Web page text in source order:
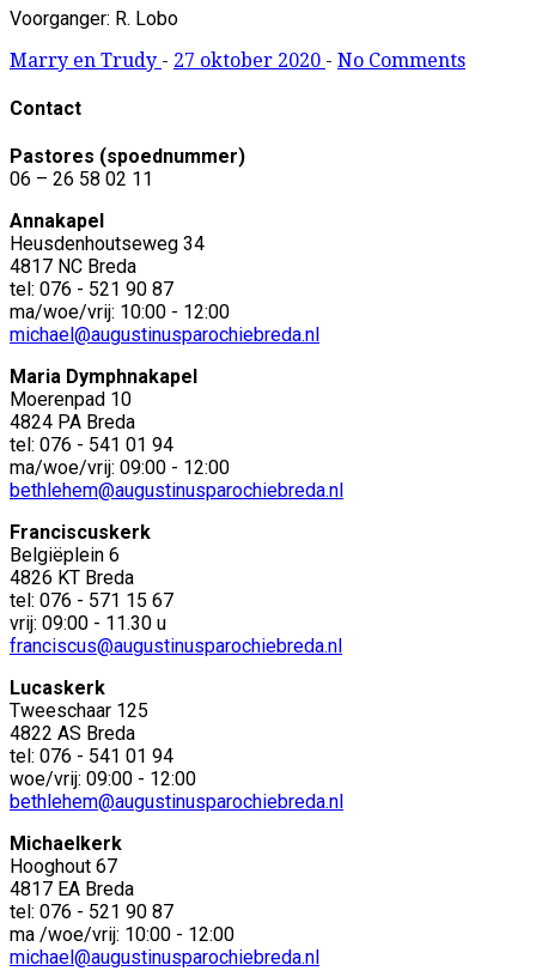
Voorganger: R. Lobo
Marry en Trudy - 27 oktober 2020 - No Comments
Contact
Pastores (spoednummer)
06 – 26 58 02 11
Annakapel
Heusdenhoutseweg 34
4817 NC Breda
tel: 076 - 521 90 87
ma/woe/vrij: 10:00 - 12:00
michael@augustinusparochiebreda.nl
Maria Dymphnakapel
Moerenpad 10
4824 PA Breda
tel: 076 - 541 01 94
ma/woe/vrij: 09:00 - 12:00
bethlehem@augustinusparochiebreda.nl
Franciscuskerk
Belgiëplein 6
4826 KT Breda
tel: 076 - 571 15 67
vrij: 09:00 - 11.30 u
franciscus@augustinusparochiebreda.nl
Lucaskerk
Tweeschaar 125
4822 AS Breda
tel: 076 - 541 01 94
woe/vrij: 09:00 - 12:00
bethlehem@augustinusparochiebreda.nl
Michaelkerk
Hooghout 67
4817 EA Breda
tel: 076 - 521 90 87
ma /woe/vrij: 10:00 - 12:00
michael@augustinusparochiebreda.nl